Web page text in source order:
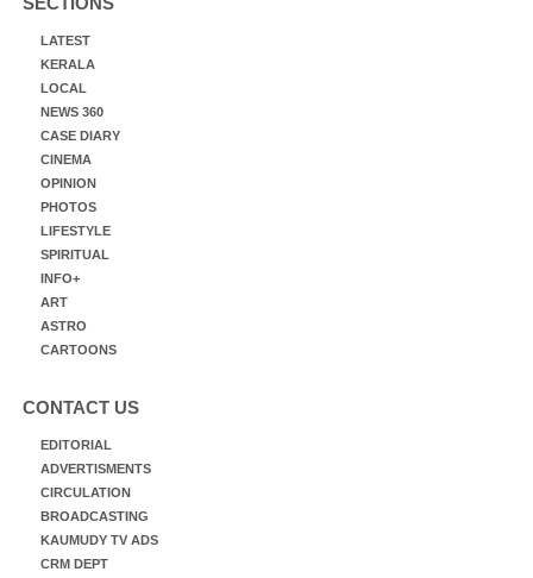
LATEST
KERALA
LOCAL
NEWS 360
CASE DIARY
CINEMA
OPINION
PHOTOS
LIFESTYLE
SPIRITUAL
INFO+
ART
ASTRO
CARTOONS
CONTACT US
EDITORIAL
ADVERTISMENTS
CIRCULATION
BROADCASTING
KAUMUDY TV ADS
CRM DEPT